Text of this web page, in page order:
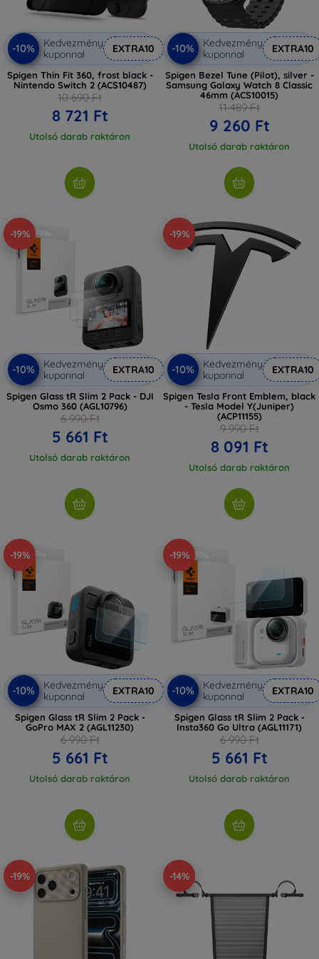
-10%
Kedvezmény
kuponnal
EXTRA10
Spigen Thin Fit 360, frost black -
Nintendo Switch 2 (ACS10487)
10 690 Ft
8 721 Ft
Utolsó darab raktáron
-10%
Kedvezmény
kuponnal
EXTRA10
Spigen Bezel Tune (Pilot), silver -
Samsung Galaxy Watch 8 Classic
46mm (ACS10015)
11 489 Ft
9 260 Ft
Utolsó darab raktáron
-19%
-10%
Kedvezmény
kuponnal
EXTRA10
Spigen Glass tR Slim 2 Pack - DJI
Osmo 360 (AGL10796)
6 990 Ft
5 661 Ft
Utolsó darab raktáron
-19%
-10%
Kedvezmény
kuponnal
EXTRA10
Spigen Tesla Front Emblem, black
- Tesla Model Y(Juniper)
(ACP11155)
9 990 Ft
8 091 Ft
Utolsó darab raktáron
-19%
-10%
Kedvezmény
kuponnal
EXTRA10
Spigen Glass tR Slim 2 Pack -
GoPro MAX 2 (AGL11230)
6 990 Ft
5 661 Ft
Utolsó darab raktáron
-19%
-10%
Kedvezmény
kuponnal
EXTRA10
Spigen Glass tR Slim 2 Pack -
Insta360 Go Ultra (AGL11171)
6 990 Ft
5 661 Ft
Utolsó darab raktáron
-19% -14%